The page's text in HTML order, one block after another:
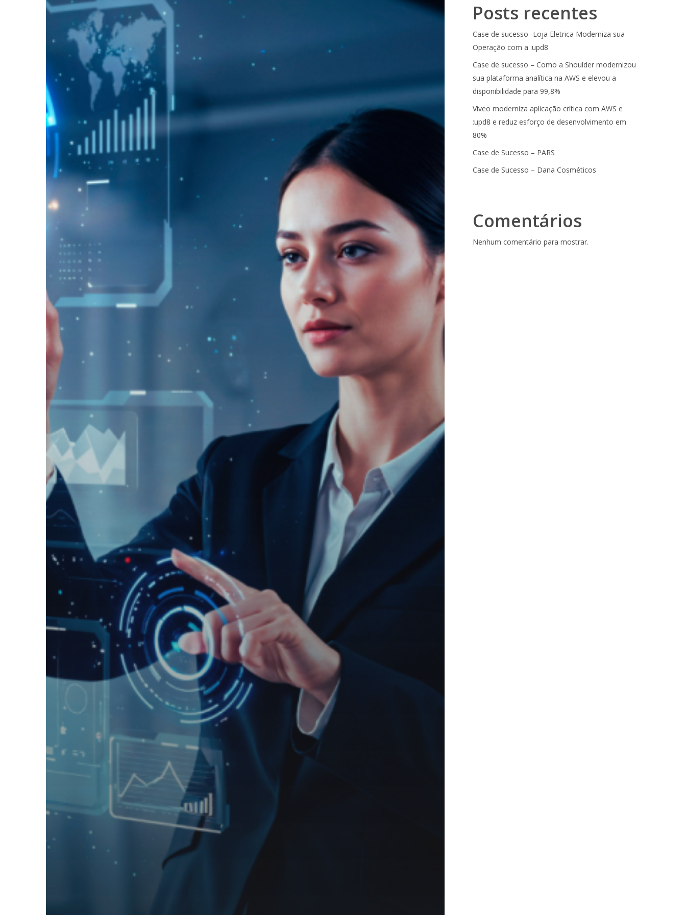
Posts recentes
Case de sucesso -Loja Eletrica Moderniza sua
Operação com a :upd8
Case de sucesso – Como a Shoulder modernizou
sua plataforma analítica na AWS e elevou a
disponibilidade para 99,8%
Viveo moderniza aplicação crítica com AWS e
:upd8 e reduz esforço de desenvolvimento em
80%
Case de Sucesso – PARS
Case de Sucesso – Dana Cosméticos
Comentários
Nenhum comentário para mostrar.